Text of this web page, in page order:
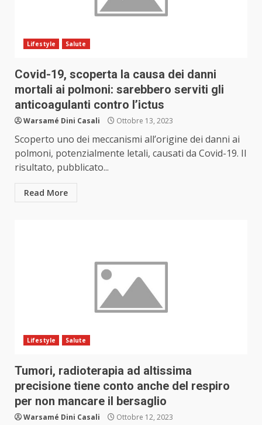
Lifestyle Salute
Covid-19, scoperta la causa dei danni
mortali ai polmoni: sarebbero serviti gli
anticoagulanti contro l’ictus
Warsamé Dini Casali Ottobre 13, 2023
Scoperto uno dei meccanismi all’origine dei danni ai
polmoni, potenzialmente letali, causati da Covid-19. Il
risultato, pubblicato...
Read More
Lifestyle Salute
Tumori, radioterapia ad altissima
precisione tiene conto anche del respiro
per non mancare il bersaglio
Warsamé Dini Casali Ottobre 12, 2023